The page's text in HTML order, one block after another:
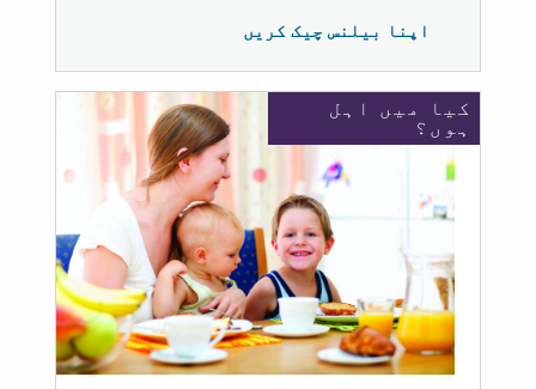
اپنا بیلنس چیک کریں
کیا میں اہل
ہوں؟